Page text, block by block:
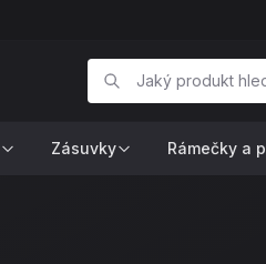
Zásuvky Rámečky a